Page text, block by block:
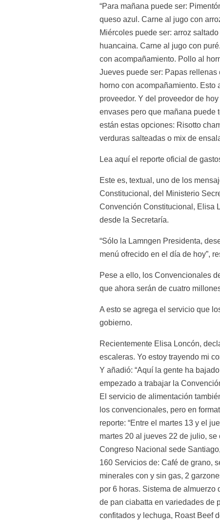
“Para mañana puede ser:
queso azul. Carne al jugo con
Miércoles puede ser: arroz
huancaina. Carne al jugo con
con acompañamiento. Pollo al
Jueves puede ser: Papas rellenas
horno con acompañamiento. Esto
proveedor. Y del proveedor de
envases pero que mañana puede
están estas opciones: Risotto
verduras salteadas o mix de
Lea aquí el reporte oficial de
Este es, textual, uno de los
Constitucional, del Ministerio
Convención Constitucional, Elisa
desde la Secretaría.
“Sólo la Lamngen Presidenta,
menú ofrecido en el día de hoy”,
Pese a ello, los Convencionales
que ahora serán de cuatro
A esto se agrega el servicio que
gobierno.
Recientemente Elisa Loncón,
escaleras. Yo estoy trayendo mi
Y añadió: “Aquí la gente ha
empezado a trabajar la
El servicio de alimentación
los convencionales, pero en
reporte: “Entre el martes 13 y el
martes 20 al jueves 22 de julio, se
Congreso Nacional sede
160 Servicios de: Café de grano,
minerales con y sin gas, 2
por 6 horas. Sistema de almuerzo
de pan ciabatta en variedades de
confitados y lechuga, Roast Beef